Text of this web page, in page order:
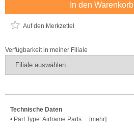
In den Warenkorb
Auf den Merkzettel
Verfügbarkeit in meiner Filiale
Technische Daten
• Part Type: Airframe Parts ... [mehr]